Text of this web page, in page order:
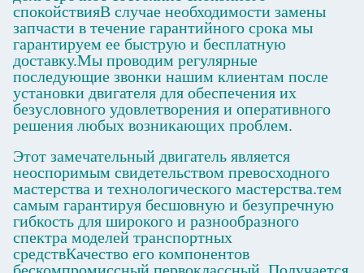
спокойствияВ случае необходимости замены
запчасти в течение гарантийного срока мы
гарантируем ее быструю и бесплатную
доставку.Мы проводим регулярные
последующие звонки нашим клиентам после
установки двигателя для обеспечения их
безусловного удовлетворения и оперативного
решения любых возникающих проблем.
Этот замечательный двигатель является
неоспоримым свидетельством превосходного
мастерства и технологического мастерства.тем
самым гарантируя бесшовную и безупречную
гибкость для широкого и разнообразного
спектра моделей транспортных
средствКачество его компонентов